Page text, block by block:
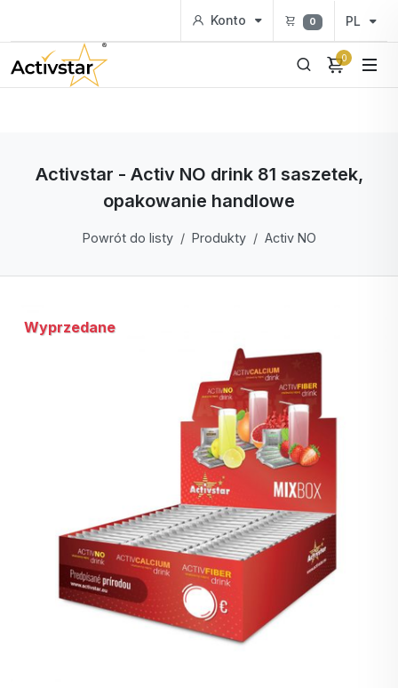
Konto 0 PL
0
Activstar - Activ NO drink 81 saszetek,
opakowanie handlowe
Powrót do listy Produkty Activ NO
Wyprzedane